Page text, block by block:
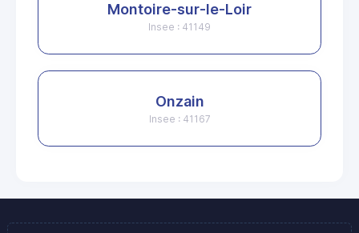
Montoire-sur-le-Loir
Insee : 41149
Onzain
Insee : 41167